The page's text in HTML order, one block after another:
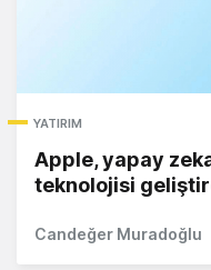
YATIRIM
Apple, yapay
teknolojisi
Candeğer Muradoğlu